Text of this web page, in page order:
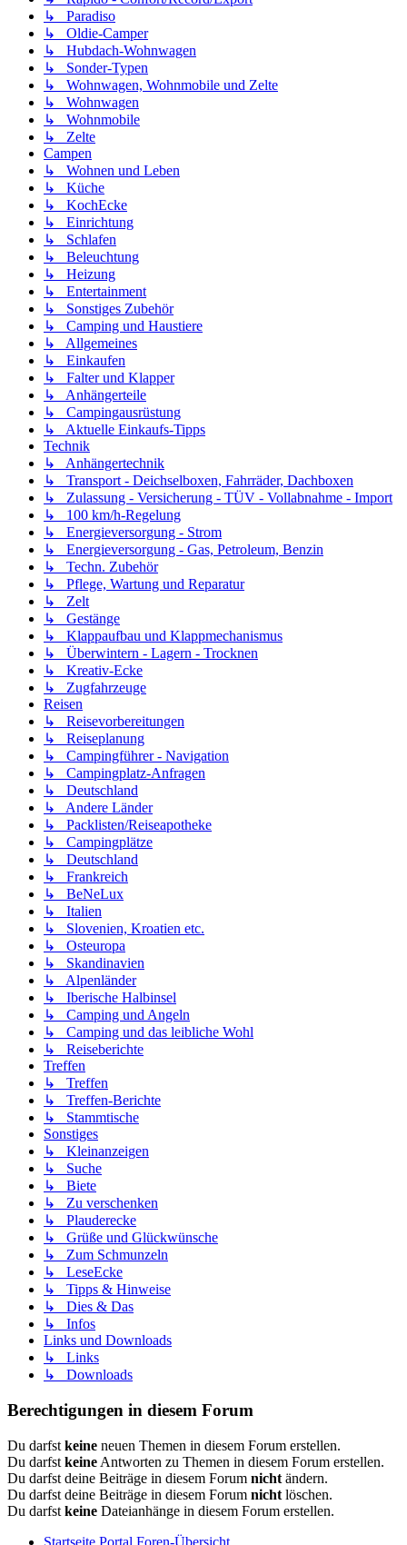
↳ Paradiso
↳ Oldie-Camper
↳ Hubdach-Wohnwagen
↳ Sonder-Typen
↳ Wohnwagen, Wohnmobile und Zelte
↳ Wohnwagen
↳ Wohnmobile
↳ Zelte
Campen
↳ Wohnen und Leben
↳ Küche
↳ KochEcke
↳ Einrichtung
↳ Schlafen
↳ Beleuchtung
↳ Heizung
↳ Entertainment
↳ Sonstiges Zubehör
↳ Camping und Haustiere
↳ Allgemeines
↳ Einkaufen
↳ Falter und Klapper
↳ Anhängerteile
↳ Campingausrüstung
↳ Aktuelle Einkaufs-Tipps
Technik
↳ Anhängertechnik
↳ Transport - Deichselboxen, Fahrräder, Dachboxen
↳ Zulassung - Versicherung - TÜV - Vollabnahme - Import
↳ 100 km/h-Regelung
↳ Energieversorgung - Strom
↳ Energieversorgung - Gas, Petroleum, Benzin
↳ Techn. Zubehör
↳ Pflege, Wartung und Reparatur
↳ Zelt
↳ Gestänge
↳ Klappaufbau und Klappmechanismus
↳ Überwintern - Lagern - Trocknen
↳ Kreativ-Ecke
↳ Zugfahrzeuge
Reisen
↳ Reisevorbereitungen
↳ Reiseplanung
↳ Campingführer - Navigation
↳ Campingplatz-Anfragen
↳ Deutschland
↳ Andere Länder
↳ Packlisten/Reiseapotheke
↳ Campingplätze
↳ Deutschland
↳ Frankreich
↳ BeNeLux
↳ Italien
↳ Slovenien, Kroatien etc.
↳ Osteuropa
↳ Skandinavien
↳ Alpenländer
↳ Iberische Halbinsel
↳ Camping und Angeln
↳ Camping und das leibliche Wohl
↳ Reiseberichte
Treffen
↳ Treffen
↳ Treffen-Berichte
↳ Stammtische
Sonstiges
↳ Kleinanzeigen
↳ Suche
↳ Biete
↳ Zu verschenken
↳ Plauderecke
↳ Grüße und Glückwünsche
↳ Zum Schmunzeln
↳ LeseEcke
↳ Tipps & Hinweise
↳ Dies & Das
↳ Infos
Links und Downloads
↳ Links
↳ Downloads
Berechtigungen in diesem Forum
Du darfst keine neuen Themen in diesem Forum erstellen.
Du darfst keine Antworten zu Themen in diesem Forum erstellen.
Du darfst deine Beiträge in diesem Forum nicht ändern.
Du darfst deine Beiträge in diesem Forum nicht löschen.
Du darfst keine Dateianhänge in diesem Forum erstellen.
Startseite Portal Foren-Übersicht